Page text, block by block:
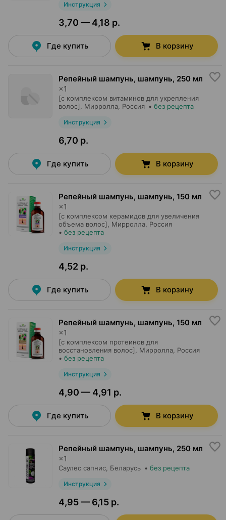
Инструкция
3,70 — 4,18 р.
Где купить В корзину
Репейный шампунь, шампунь, 250 мл
×1
[с комплексом витаминов для укрепления
волос],
Мирролла , Россия • без рецепта
Инструкция
6,70 р.
Где купить В корзину
Репейный шампунь, шампунь, 150 мл
×1
[с комплексом керамидов для увеличения
объема волос],
Мирролла , Россия
• без рецепта
Инструкция
4,52 р.
Где купить В корзину
Репейный шампунь, шампунь, 150 мл
×1
[с комплексом протеинов для
восстановления волос],
Мирролла , Россия
• без рецепта
Инструкция
4,90 — 4,91 р.
Где купить В корзину
Репейный шампунь, шампунь, 250 мл
×1
Саулес сапнис , Беларусь • без рецепта
Инструкция
4,95 — 6,15 р.